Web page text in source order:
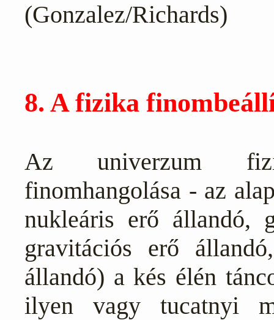
(Gonzalez/Richards)
8. A fizika
Az univerzum
finomhangolása - az
nukleáris erő állandó,
gravitációs erő
állandó) a kés élén
ilyen vagy tucatnyi